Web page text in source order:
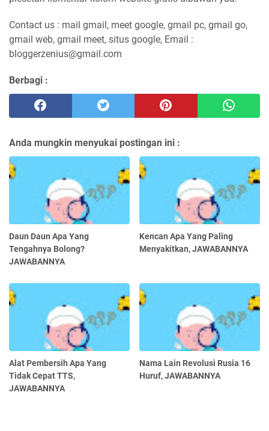
Contact us : mail gmail, meet google, gmail pc, gmail go,
gmail web, gmail meet, situs google, Email :
bloggerzenius@gmail.com
Berbagi :
Anda mungkin menyukai postingan ini :
Daun Daun Apa Yang
Tengahnya Bolong?
JAWABANNYA
Kencan Apa Yang Paling
Menyakitkan, JAWABANNYA
Alat Pembersih Apa Yang
Tidak Cepat TTS,
JAWABANNYA
Nama Lain Revolusi Rusia 16
Huruf, JAWABANNYA